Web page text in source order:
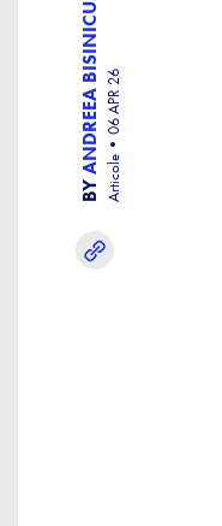
BY
ANDREEA BISINICU
Articole
06 APR 26